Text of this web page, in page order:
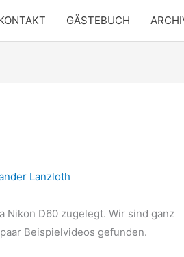
GÄSTEBUCH
Lanzloth
Nikon D60 zugelegt. Wir sind ganz
Beispielvideos gefunden.